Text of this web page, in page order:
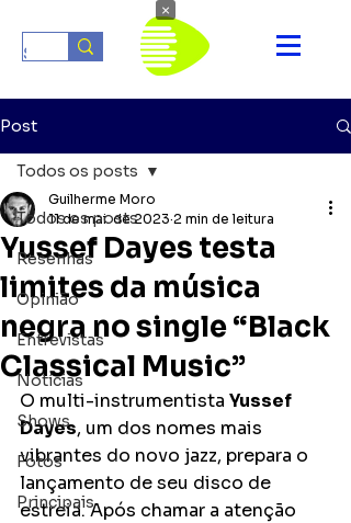
Post
Todos os posts
Resenhas
Opinião
Entrevistas
Notícias
Shows
Fotos
Principais
Todos os posts
Yussef Dayes testa
limites da música
negra no single “Black
Classical Music”
Guilherme Moro
11 de mai. de 2023 2 min de leitura
O multi-instrumentista Yussef
Dayes, um dos nomes mais
vibrantes do novo jazz, prepara o
lançamento de seu disco de
estreia. Após chamar a atenção
×